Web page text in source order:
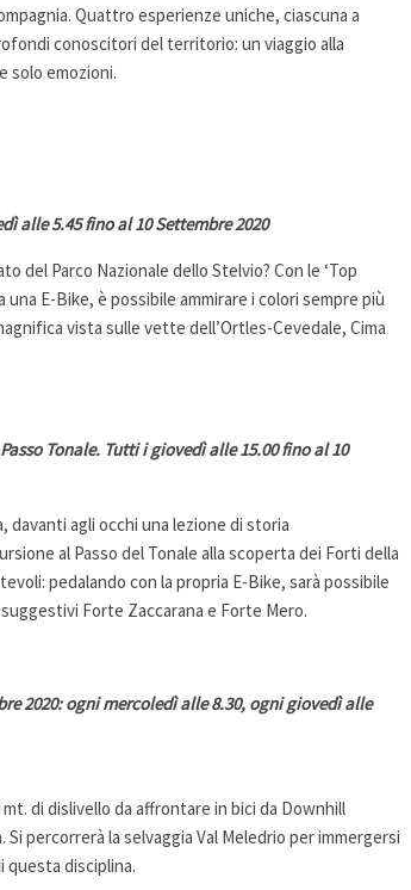
Quattro esperienze uniche, ciascuna a
conoscitori del territorio: un viaggio alla
solo emozioni.
alle 5.45 fino al 10 Settembre 2020
del Parco Nazionale dello Stelvio? Con le ‘Top
una E-Bike, è possibile ammirare i colori sempre più
vista sulle vette dell’Ortles-Cevedale, Cima
Tonale. Tutti i giovedì alle 15.00 fino al 10
davanti agli occhi una lezione di storia
al Passo del Tonale alla scoperta dei Forti della
pedalando con la propria E-Bike, sarà possibile
Forte Zaccarana e Forte Mero.
2020: ogni mercoledì alle 8.30, ogni giovedì alle
di dislivello da affrontare in bici da Downhill
percorrerà la selvaggia Val Meledrio per immergersi
questa disciplina.